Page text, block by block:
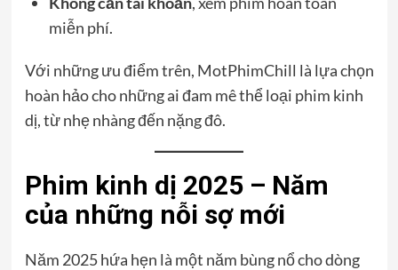
miễn phí.
Với những ưu điểm trên, MotPhimChill là lựa chọn
hoàn hảo cho những ai đam mê thể loại phim kinh
dị, từ nhẹ nhàng đến nặng đô.
Phim kinh dị 2025 – Năm
của những nỗi sợ mới
Năm 2025 hứa hẹn là một năm bùng nổ cho dòng